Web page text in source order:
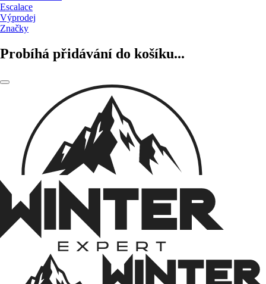
Escalace
Výprodej
Značky
Probíhá přidávání do košíku...